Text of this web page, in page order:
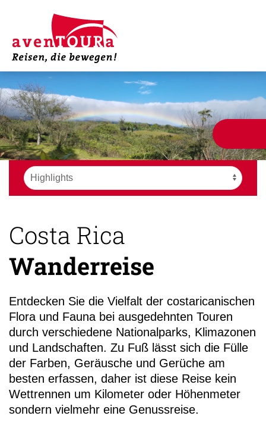
Costa Rica
Wanderreise
Entdecken Sie die Vielfalt der costaricanischen
Flora und Fauna bei ausgedehnten Touren
durch verschiedene Nationalparks, Klimazonen
und Landschaften. Zu Fuß lässt sich die Fülle
der Farben, Geräusche und Gerüche am
besten erfassen, daher ist diese Reise kein
Wettrennen um Kilometer oder Höhenmeter
sondern vielmehr eine Genussreise.
+49
99-18